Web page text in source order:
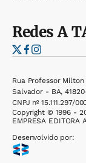
RedesA
Rua Professor
Salvador - BA,
CNPJ nº 15.111.297/
Copyright © 1996 -
EMPRESA EDITORA
Desenvolvido por: